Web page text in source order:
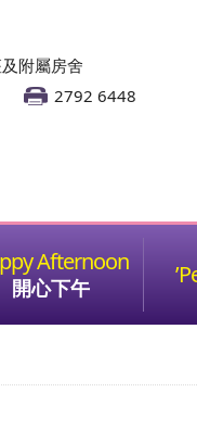
附屬房舍
2792 6448
開心下午